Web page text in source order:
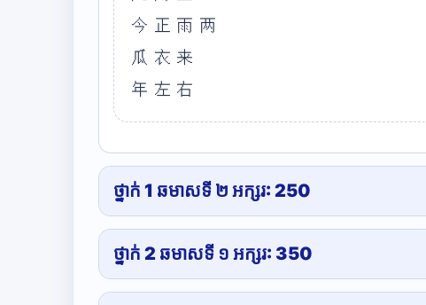
今正雨两
瓜衣来
年左右
ថ្នាក់ 1 ឆមាសទី ២ អក្សរ: 250
ថ្នាក់ 2 ឆមាសទី ១ អក្សរ: 350